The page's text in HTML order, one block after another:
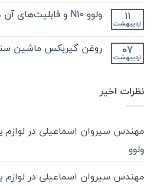
بکس
کامیون
باید
و
آشنایی
واسکازین
برای
تعویض
در
چه
ثبت
نشده 11
اردیبهشت
ولوو N10 و قابلیت‌های آن در حمل‌ونقل
ولوو
N10
حمل‌ونقل
ثبت
نشده 07
اردیبهشت
روغن گیربکس ماشین
گیربکس
ماشیننظرات اخیر
مهندس سیروان اسماعیلی در
ولوو
مهندس سیروان اسماعیلی در